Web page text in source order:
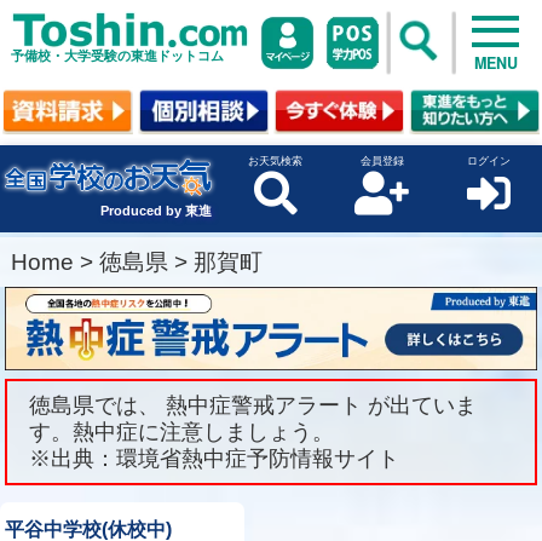
予備校・大学受験の東進ドットコム MENU
Produced by 東進
お天気検索 会員登録 ログイン
Home > 徳島県 > 那賀町
徳島県では、 熱中症警戒アラート が出ていま
す。熱中症に注意しましょう。
※出典：環境省熱中症予防情報サイト
平谷中学校(休校中)